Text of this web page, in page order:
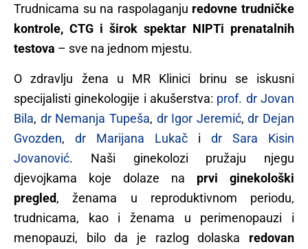
Trudnicama su na raspolaganju redovne trudničke
kontrole, CTG i širok spektar NIPTi prenatalnih
testova – sve na jednom mjestu.
O zdravlju žena u MR Klinici brinu se iskusni
specijalisti ginekologije i akušerstva: prof. dr Jovan
Bila, dr Nemanja Tupeša, dr Igor Jeremić,dr Dejan
Gvozden, dr Marijana Lukač i dr Sara Kisin
Jovanović. Naši ginekolozi pružaju njegu
djevojkama koje dolaze na prvi ginekološki
pregled, ženama u reproduktivnom periodu,
trudnicama, kao i ženama u perimenopauzi i
menopauzi, bilo da je razlog dolaska redovan